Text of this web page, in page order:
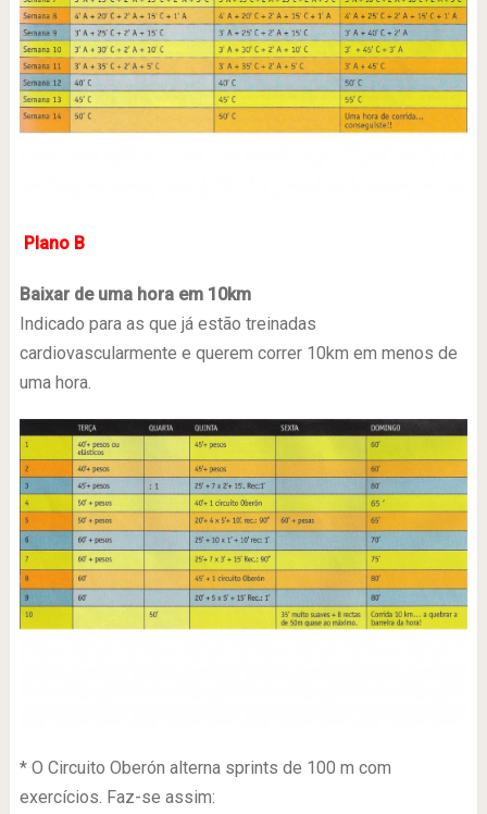
Plano B
Baixar de uma hora em 10km
Indicado para as que já estão treinadas
cardiovascularmente e querem correr 10km em menos de
uma hora.
* O Circuito Oberón alterna sprints de 100 m com
exercícios. Faz-se assim: